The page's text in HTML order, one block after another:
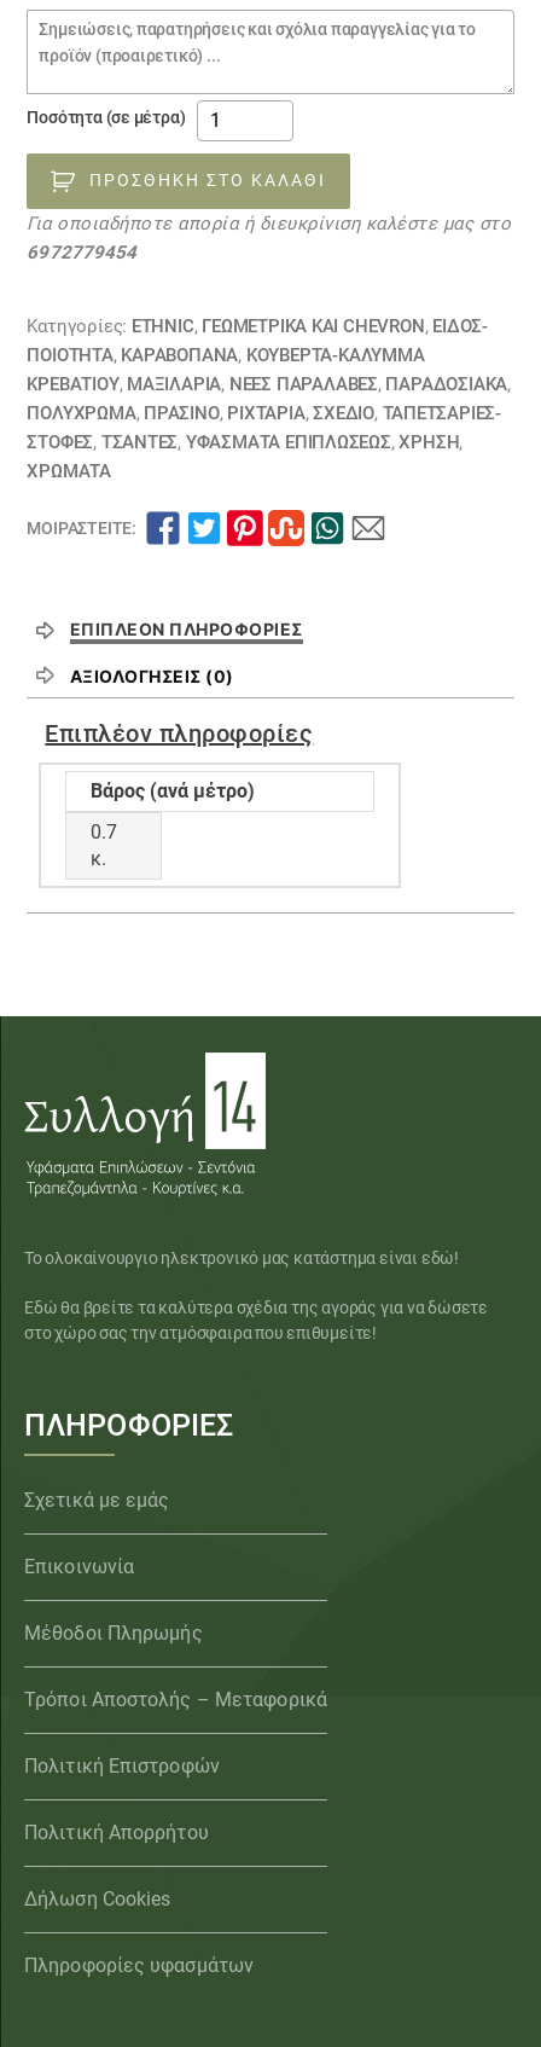
Σημειώσεις
παραγγελίας
Ποσότητα (σε μέτρα)
ύφασμα
ταπετσαρίας
επίπλωσης
έθνικ
20122243
ΠΡΟΣΘΉΚΗ ΣΤΟ ΚΑΛΆΘΙ
Για οποιαδήποτε απορία ή διευκρίνιση καλέστε μας στο
6972779454
Κατηγορίες: ETHNIC, ΓΕΩΜΕΤΡΙΚΆ ΚΑΙ CHEVRON , ΕΙΔΟΣ-
ΠΟΙΟΤΗΤΑ, ΚΑΡΑΒΌΠΑΝΑ, ΚΟΥΒΈΡΤΑ-ΚΆΛΥΜΜΑ
ΚΡΕΒΑΤΙΟΎ, ΜΑΞΙΛΆΡΙΑ, ΝΕΕΣ ΠΑΡΑΛΑΒΕΣ, ΠΑΡΑΔΟΣΙΑΚΑ,
ΠΟΛΥΧΡΩΜΑ, ΠΡΑΣΙΝΟ, ΡΙΧΤΆΡΙΑ,ΣΧΕΔΙΟ, ΤΑΠΕΤΣΑΡΙΕΣ-
ΣΤΟΦΕΣ, ΤΣΆΝΤΕΣ, ΥΦΆΣΜΑΤΑ ΕΠΙΠΛΏΣΕΩΣ,ΧΡΗΣΗ,
ΧΡΏΜΑΤΑ
ΜΟΙΡΑΣΤΕΊΤΕ:
ΕΠΙΠΛΈΟΝ ΠΛΗΡΟΦΟΡΊΕΣ
ΑΞΙΟΛΟΓΉΣΕΙΣ (0)
Επιπλέον πληροφορίες
Βάρος (ανά μέτρο)
0.7
κ.
Το ολοκαίνουργιο ηλεκτρονικό μας κατάστημα είναι εδώ!
Εδώ θα βρείτε τα καλύτερα σχέδια της αγοράς για να δώσετε
στο χώρο σας την ατμόσφαιρα που επιθυμείτε!
ΠΛΗΡΟΦΟΡΙΕΣ
Σχετικά με εμάς
Επικοινωνία
Μέθοδοι Πληρωμής
Τρόποι Αποστολής – Μεταφορικά
Πολιτική Επιστροφών
Πολιτική Απορρήτου
Δήλωση Cookies
Πληροφορίες υφασμάτων